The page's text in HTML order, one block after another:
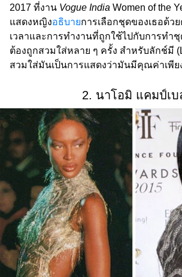
2017 ที่งาน Vogue India Women of the
แสดงหญิงอธิบายการเลือกชุดของเธอด้ว
เวลาและการทำงานที่ถูกใช้ไปกับการทำ
ต้องถูกสวมใส่หลาย ๆ ครั้ง สำหรับลักช์มี
สวมใส่มันเป็นการแสดงว่ามันมีคุณค่าเพีย
2. นาโอมิ แคมป์เบ